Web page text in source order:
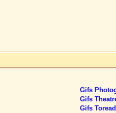
Gifs
Gifs
Gifs